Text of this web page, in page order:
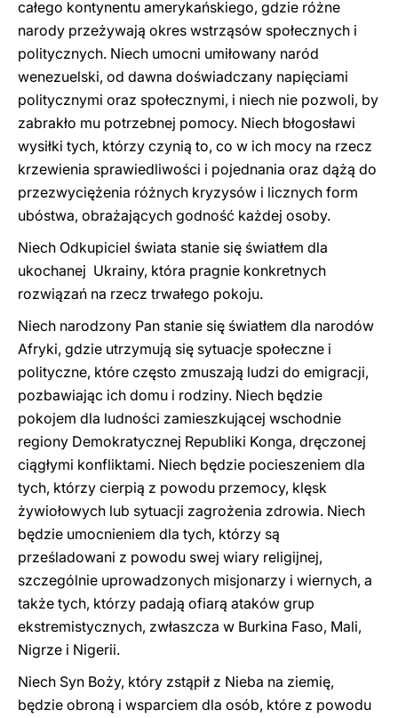
całego kontynentu amerykańskiego, gdzie różne
narody przeżywają okres wstrząsów społecznych i
politycznych. Niech umocni umiłowany naród
wenezuelski, od dawna doświadczany napięciami
politycznymi oraz społecznymi, i niech nie pozwoli, by
zabrakło mu potrzebnej pomocy. Niech błogosławi
wysiłki tych, którzy czynią to, co w ich mocy na rzecz
krzewienia sprawiedliwości i pojednania oraz dążą do
przezwyciężenia różnych kryzysów i licznych form
ubóstwa, obrażających godność każdej osoby.
Niech Odkupiciel świata stanie się światłem dla
ukochanej Ukrainy, która pragnie konkretnych
rozwiązań na rzecz trwałego pokoju.
Niech narodzony Pan stanie się światłem dla narodów
Afryki, gdzie utrzymują się sytuacje społeczne i
polityczne, które często zmuszają ludzi do emigracji,
pozbawiając ich domu i rodziny. Niech będzie
pokojem dla ludności zamieszkującej wschodnie
regiony Demokratycznej Republiki Konga, dręczonej
ciągłymi konfliktami. Niech będzie pocieszeniem dla
tych, którzy cierpią z powodu przemocy, klęsk
żywiołowych lub sytuacji zagrożenia zdrowia. Niech
będzie umocnieniem dla tych, którzy są
prześladowani z powodu swej wiary religijnej,
szczególnie uprowadzonych misjonarzy i wiernych, a
także tych, którzy padają ofiarą ataków grup
ekstremistycznych, zwłaszcza w Burkina Faso, Mali,
Nigrze i Nigerii.
Niech Syn Boży, który zstąpił z Nieba na ziemię,
będzie obroną i wsparciem dla osób, które z powodu